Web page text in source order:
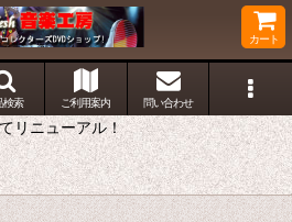
カート
検索 ご利用案内 問い合わせ
ニューアル！